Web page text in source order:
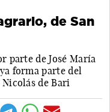
de San
parte de José María
forma parte del
de Bari